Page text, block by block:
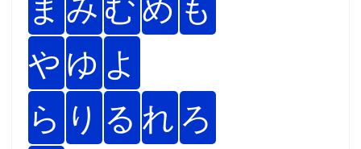
や ゆ よ
ら り る れ ろ